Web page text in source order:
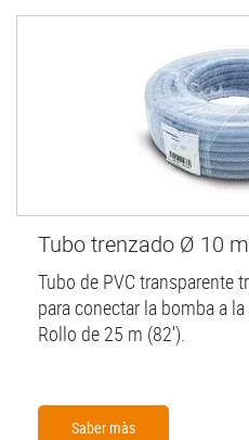
Tubo trenzado Ø 10
Tubo de PVC transparente
para conectar la bomba a
Rollo de 25 m (82').
Saber màs